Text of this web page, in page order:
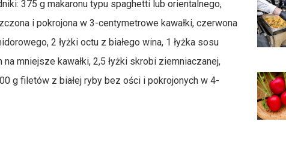
375 g makaronu typu spaghetti lub orientalnego,
i pokrojona w 3-centymetrowe kawałki, czerwona
2 łyżki octu z białego wina, 1 łyżka sosu
mniejsze kawałki, 2,5 łyżki skrobi ziemniaczanej,
g filetów z białej ryby bez ości i pokrojonych w 4-